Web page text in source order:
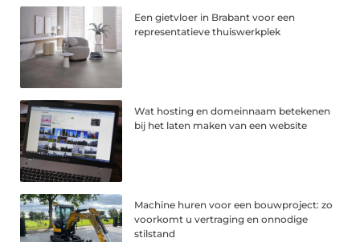
Een gietvloer in Brabant voor een
representatieve thuiswerkplek
Wat hosting en domeinnaam betekenen
bij het laten maken van een website
Machine huren voor een bouwproject: zo
voorkomt u vertraging en onnodige
stilstand